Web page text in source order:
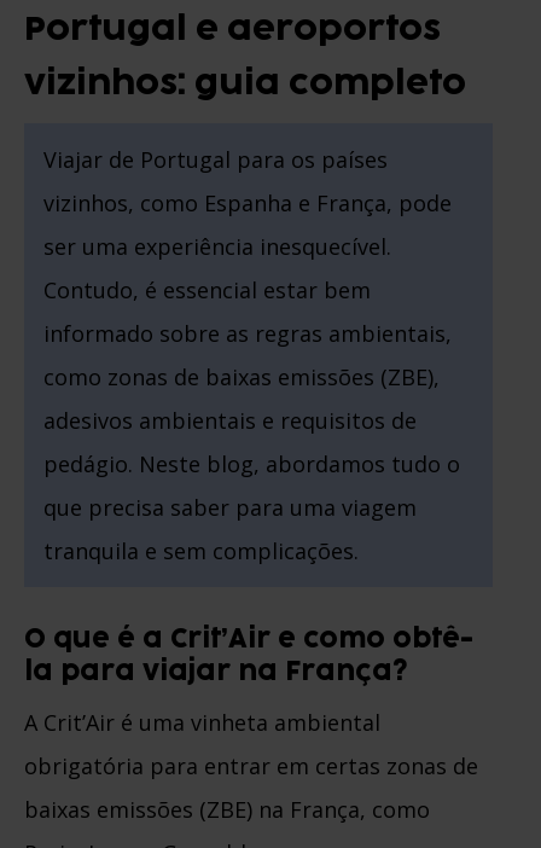
Portugal e aeroportos
vizinhos: guia completo
Viajar de Portugal para os países
vizinhos, como Espanha e França, pode
ser uma experiência inesquecível.
Contudo, é essencial estar bem
informado sobre as regras ambientais,
como zonas de baixas emissões (ZBE),
adesivos ambientais e requisitos de
pedágio. Neste blog, abordamos tudo o
que precisa saber para uma viagem
tranquila e sem complicações.
O que é a Crit’Air e como obtê-
la para viajar na França?
A Crit’Air é uma vinheta ambiental
obrigatória para entrar em certas zonas de
baixas emissões (ZBE) na França, como